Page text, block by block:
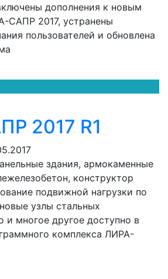
дополнения к новым
САПР 2017, устранены
пользователей и обновлена
2017 R1
здания, армокаменные
конструктор
подвижной нагрузки по
узлы стальных
и многое другое доступно в
комплекса ЛИРА-